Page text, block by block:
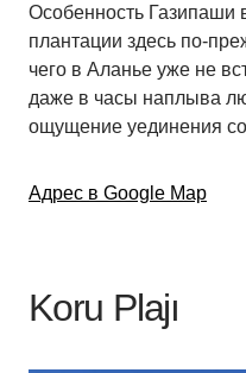
Особенность Газипаши
плантации здесь по-
чего в Аланье уже не
даже в часы наплыва
ощущение уединения
Адрес в Google Map
Koru Plajı